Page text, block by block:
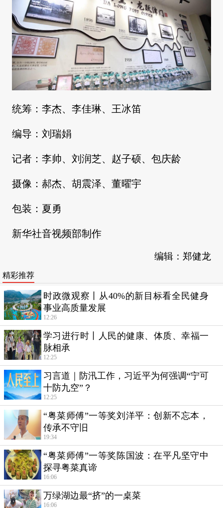
统筹：李杰、李佳琳、王冰笛
编导：刘瑞娟
记者：李帅、刘润芝、赵子硕、包庆龄
摄像：郝杰、胡震泽、董曜宇
包装：夏勇
新华社音视频部制作
编辑：郑健龙
精彩推荐